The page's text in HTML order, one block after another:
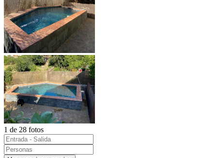
1 de 28 fotos